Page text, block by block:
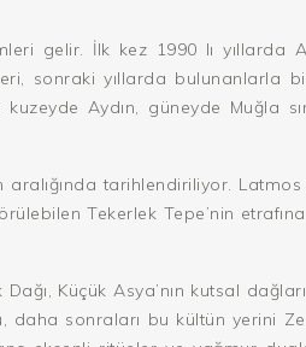
gelir. İlk kez 1990 lı yıllarda
sonraki yıllarda bulunanlarla
Aydın, güneyde Muğla
tarihlendiriliyor.
Tekerlek Tepe’nin
Küçük Asya’nın kutsal
sonraları bu kültün yerini